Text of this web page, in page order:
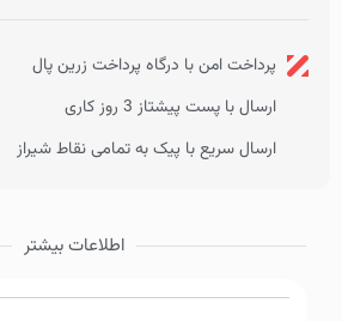
پرداخت امن با درگاه پرداخت زرین پال
ارسال با پست پیشتاز 3 روز کاری
ارسال سریع با پیک به تمامی نقاط شیراز
اطلاعات بیشتر